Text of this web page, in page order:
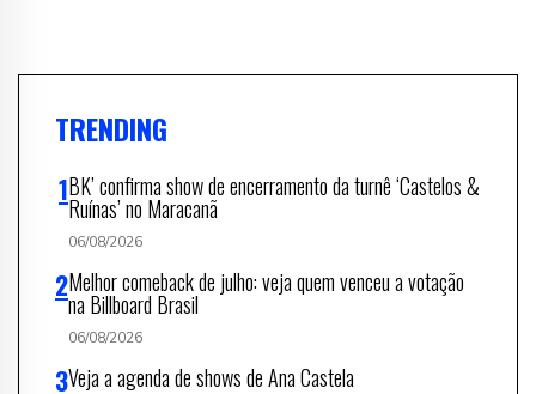
TRENDING
BK’ confirma show de encerramento da turnê ‘Castelos &
Ruínas’ no Maracanã
06/08/2026
Melhor comeback de julho: veja quem venceu a votação
na Billboard Brasil
06/08/2026
Veja a agenda de shows de Ana Castela